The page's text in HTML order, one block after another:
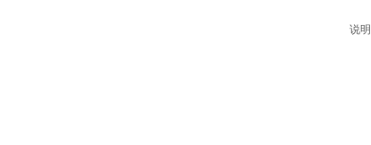
说明